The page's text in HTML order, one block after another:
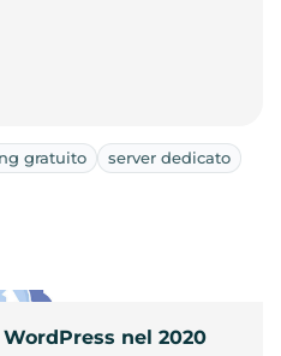
gratuito
server dedicato
nel 2020